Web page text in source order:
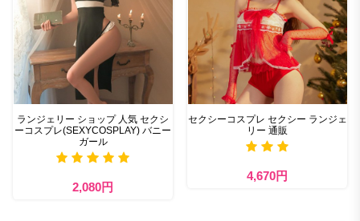
ランジェリー ショップ 人気 セクシ
ーコスプレ(SEXYCOSPLAY) バニー
ガール
2,080円
セクシーコスプレ セクシー ランジェ
リー 通販
4,670円